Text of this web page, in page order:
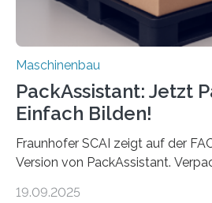
Maschinenbau
PackAssistant: Jetzt
Einfach Bilden!
Fraunhofer SCAI zeigt auf der
Version von PackAssistant.
Automobil, Maschinenbau und in
19.09.2025